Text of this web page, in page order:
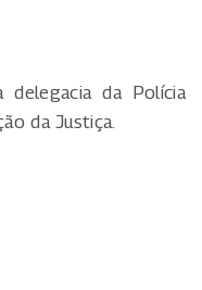
delegacia da Polícia
da Justiça.